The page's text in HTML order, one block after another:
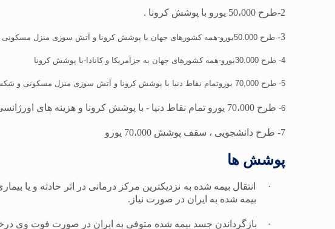
2-طرح 50،000 یورو با پوشش کرونا .
3- طرح 50.000یورو-همه کشورهای جهان با پوشش کرونا و آتش سوزی منزل مسکونی و شکست موبایل
4- طرح 30.000یورو-همه کشورهای جهان به جزآمریکا و کانادا-با پوشش کرونا
5- طرح 70,000 یوروتمام نقاط دنیا با پوشش کرونا و آتش سوزی منزل مسکونی و شکست موبایل
6- طرح 70،000 یورو تمام نقاط دنیا - با پوشش کرونا و هزینه های
7- طرح دانشجویی ، سقف پوشش 70،000 یورو
پوشش ها
·
انتقال بیمه شده به نزدیکترین مرکز درمانی در اثر حادثه و یا
بیمه شده به ایران در صورت نیاز.
· بازگرداندن جسد بیمه شده متوفی به ایران در صورت فوت وی